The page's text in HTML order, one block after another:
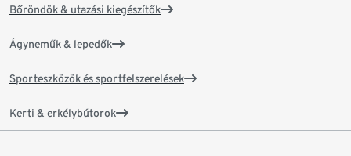
Bőröndök & utazási kiegészítők
Ágyneműk & lepedők
Sporteszközök és sportfelszerelések
Kerti & erkélybútorok